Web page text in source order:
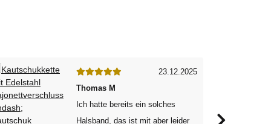
23.12.2025
Thomas M
Ich hatte bereits ein solches
Halsband, das ist mit aber leider